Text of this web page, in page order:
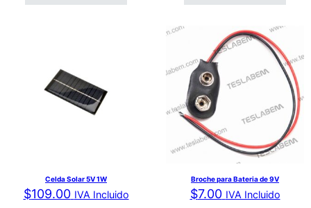
Celda Solar 5V 1W
$109.00 IVA Incluido
Broche para Bateria de 9V
$7.00 IVA Incluido